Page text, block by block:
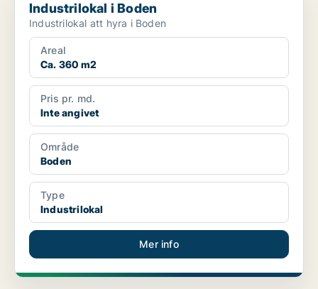
Industrilokal i Boden
Industrilokal att hyra i Boden
Areal
Ca. 360 m2
Pris pr. md.
Inte angivet
Område
Boden
Type
Industrilokal
Mer info